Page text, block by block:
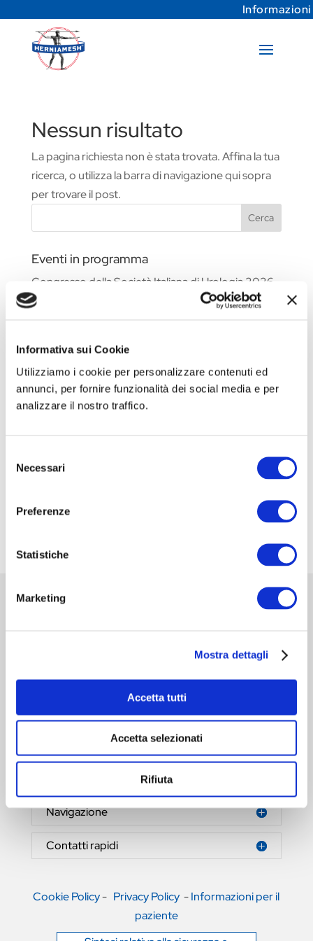
Informativa sui Cookie
Utilizziamo i cookie per personalizzare contenuti ed
annunci, per fornire funzionalità dei social media e per
analizzare il nostro traffico.
delNecessari
Preferenze
Statistiche
Marketing
Mostra dettagli
Accetta tutti
Accetta selezionati
Rifiuta
Informazioni
Nessun risultato
La pagina richiesta non è stata trovata. Affina la tua
ricerca, o utilizza la barra di navigazione qui sopra
per trovare il post.
Cerca
Eventi in programma
Congresso della Società Italiana di Urologia 2026
Fiera Commerciale WHX Dubai 2026
– STEP I
CORSO DI FORMAZIONE: SCUOLA SIC-ISHAWS
– STEP II
HERNIAMESH® S.r.l.
Area riservata
Navigazione
Contatti rapidi
Cookie Policy- Privacy Policy -Informazioni per il
paziente